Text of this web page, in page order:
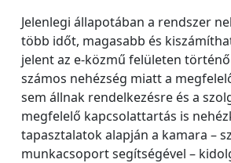
Jelenlegi állapotában a rendszer
több időt, magasabb és
jelent az e-közmű felületen
számos nehézség miatt a
sem állnak rendelkezésre és a
megfelelő kapcsolattartás is
tapasztalatok alapján a kamara –
munkacsoport segítségével –